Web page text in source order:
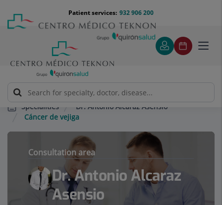
content
Menú
teléfono
cabecera
932 906 200
Patient services:
Specialities
Dr. Antonio Alcaraz Asensio
Cáncer de vejiga
Consultation area
Dr. Antonio Alcaraz
Asensio